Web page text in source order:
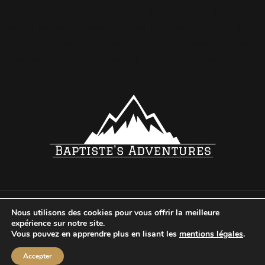
© 2024BAPTISTE ORIEUX TOUS DROITS RÉSERVÉSMENTION
POLITIQUE DE CONFIDENTIALITÉ
Nous utilisons des cookies pour vous offrir la meilleure
expérience sur notre site.
Vous pouvez en apprendre plus en lisant les mentions légales.
Accepter